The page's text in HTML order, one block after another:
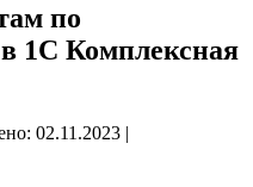
по
1С Комплексная
02.11.2023 |